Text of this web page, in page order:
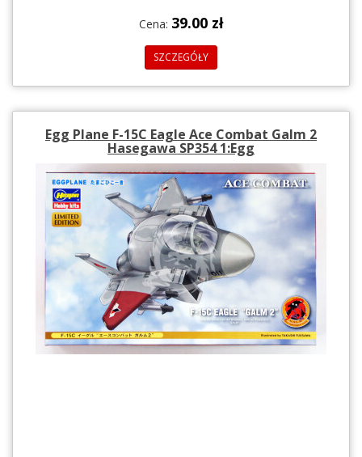
Cena: 39.00 zł
SZCZEGÓŁY
Egg Plane F-15C Eagle Ace Combat Galm 2
Hasegawa SP354 1:Egg